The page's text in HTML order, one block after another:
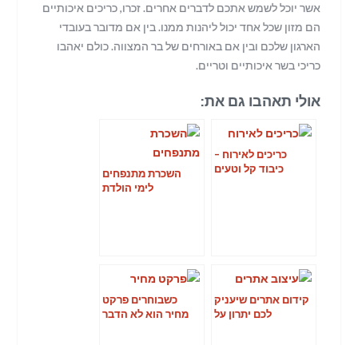
אשר יוכל לשמש אתכם לדברים אחרים.זכרו,כריכים איכותיים
הם מזון שכל אחד יכול ליהנות ממנו.בין אם מדובר בעובדי
הארגון שלכם ובין אם באורחים של בר המצווה.כולם יאהבו
כריכי בשר איכותיים וטריים.
אולי תאהבו גם את:
כריכים לאירוח –
כיבוד קל וטעים
השכרת מתנפחים
לימי הולדת
קידום אתרים שיעניק
לכם יתרון על
כשבוחרים פרקט
מחיר הוא לא הדבר